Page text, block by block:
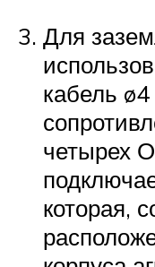
Для
кабель
четырех
которая,